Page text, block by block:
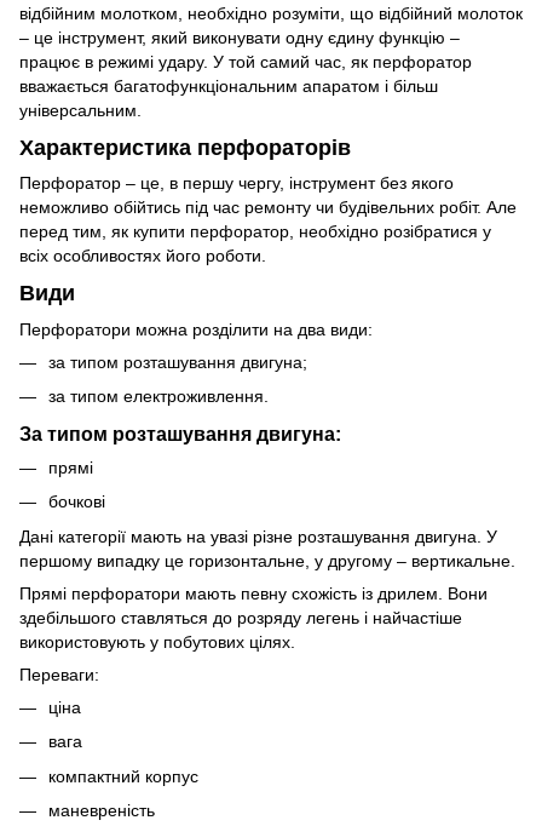
відбійним молотком, необхідно розуміти, що відбійний молоток
– це інструмент, який виконувати одну єдину функцію –
працює в режимі удару. У той самий час, як перфоратор
вважається багатофункціональним апаратом і більш
універсальним.
Характеристика перфораторів
Перфоратор – це, в першу чергу, інструмент без якого
неможливо обійтись під час ремонту чи будівельних робіт. Але
перед тим, як купити перфоратор, необхідно розібратися у
всіх особливостях його роботи.
Види
Перфоратори можна розділити на два види:
за типом розташування двигуна;
за типом електроживлення.
За типом розташування двигуна:
прямі
бочкові
Дані категорії мають на увазі різне розташування двигуна. У
першому випадку це горизонтальне, у другому – вертикальне.
Прямі перфоратори мають певну схожість із дрилем. Вони
здебільшого ставляться до розряду легень і найчастіше
використовують у побутових цілях.
Переваги:
ціна
вага
компактний корпус
маневреність